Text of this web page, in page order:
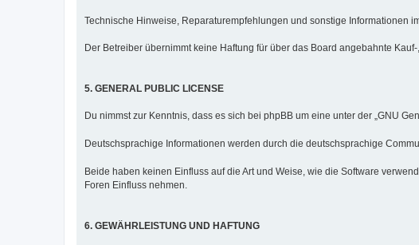
Technische Hinweise, Reparaturempfehlungen und sonstige Informationen
Der Betreiber übernimmt keine Haftung für über das Board angebahnte
5. GENERAL PUBLIC LICENSE
Du nimmst zur Kenntnis, dass es sich bei phpBB um eine unter der „GNU
Deutschsprachige Informationen werden durch die deutschsprachige
Beide haben keinen Einfluss auf die Art und Weise, wie die Software
Foren Einfluss nehmen.
6. GEWÄHRLEISTUNG UND HAFTUNG